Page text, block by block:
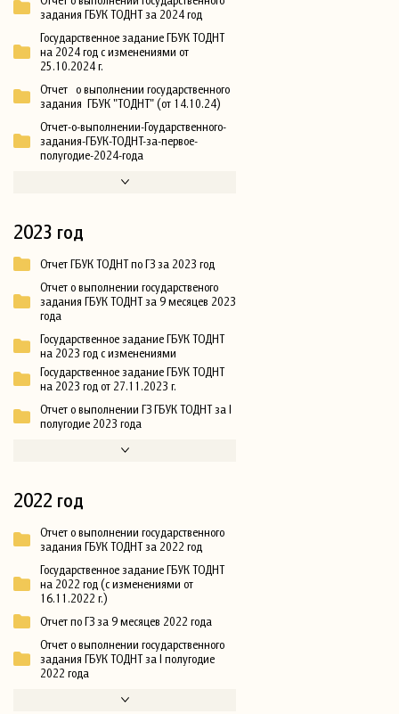
задания ГБУК ТОДНТ за 2024 год
Государственное задание ГБУК ТОДНТ
на 2024 год с изменениями от
25.10.2024 г.
Отчет о выполнении государственного
задания ГБУК "ТОДНТ" (от 14.10.24)
Отчет-о-выполнении-Гоударственного-
задания-ГБУК-ТОДНТ-за-первое-
полугодие-2024-года
2023 год
Отчет ГБУК ТОДНТ по ГЗ за 2023 год
Отчет о выполнении государственого
задания ГБУК ТОДНТ за 9 месяцев 2023
года
Государственное задание ГБУК ТОДНТ
на 2023 год с изменениями
Государственное задание ГБУК ТОДНТ
на 2023 год от 27.11.2023 г.
Отчет о выполнении ГЗ ГБУК ТОДНТ за I
полугодие 2023 года
2022 год
Отчет о выполнении государственного
задания ГБУК ТОДНТ за 2022 год
Государственное задание ГБУК ТОДНТ
на 2022 год (с изменениями от
16.11.2022 г.)
Отчет по ГЗ за 9 месяцев 2022 года
Отчет о выполнении государственного
задания ГБУК ТОДНТ за I полугодие
2022 года